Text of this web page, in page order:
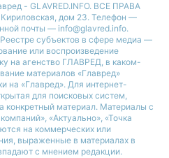
- GLAVRED.INFO. ВСЕ ПРАВА
дом 23. Телефон —
почты — info@glavred.info.
cубъектов в сфере медиа —
или воспроизведение
на агенство ГЛАВРЕД, в каком-
материалов «Главред»
на «Главред». Для интернет-
для поисковых систем,
конкретный материал. Материалы с
«Актуально», «Точка
на коммерческих или
выраженные в материалах в
с мнением редакции.